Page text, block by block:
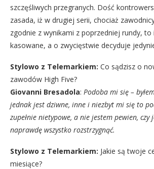
szczęśliwych przegranych. Dość
zasada, iż w drugiej serii, chociaż
zgodnie z wynikami z poprzedniej rundy, to
kasowane, a o zwycięstwie decyduje
Stylowo z Telemarkiem: Co sądzisz o
zawodów High Five?
Giovanni Bresadola: Podoba mi się –
jednak jest dziwne, inne i niezbyt mi się to
zupełnie nietypowe, a nie jestem pewien, czy
naprawdę wszystko rozstrzygnąć.
Stylowo z Telemarkiem: Jakie są twoje
miesiące?